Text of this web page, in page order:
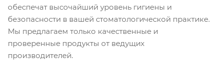
обеспечат высочайший уровень гигиены и
безопасности в вашей стоматологической практике.
Мы предлагаем только качественные и
проверенные продукты от ведущих
производителей.